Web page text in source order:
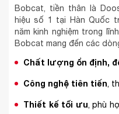
Bobcat, tiền thân là
hiệu số 1 tại Hàn Quốc
năm kinh nghiệm trong
Bobcat mang đến các
Chất lượng ổn định,
Công nghệ tiên tiến,
Thiết kế tối ưu, phù